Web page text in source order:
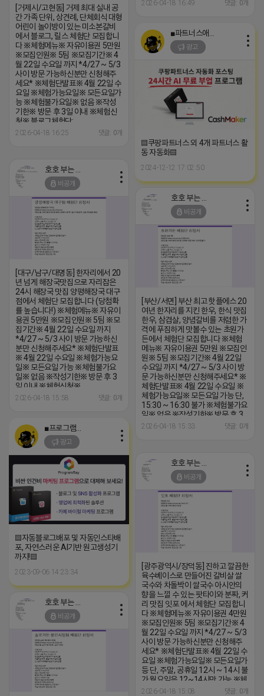
단:https://forms.gle/
릴스체험단:
https://forms.gle/
가능합니다. 체험메뉴 외 초과비용
은 본인부담입니다.
2026-04-18 16:49 댓글: 0개
[거제시/고현동] 거제 최대 실내 공
간 가족 단위, 상견례, 단체회식 대형
어린이 놀이방이 있는 미소본갈비
에서 블로그, 릴스 체험단 모집합니
다 ※체험메뉴※ 자유이용권 5만원
※모집인원※ 5팀 ※모집기간※ 4
월 22일 수요일 까지 *4/27 ~ 5/3
사이 방문 가능하신분만 신청해주
세요* ※체험단발표※ 4월 22일 수
요일 ※체험가능요일※ 모든요일가
능 ※체험불가요일※ 없음 ※작성
기한※ 방문 후 3일 이내 ※체험신
청※ 블로그체험단:
https://forms.gle/UcJqi3GAgPbTEheP9
https://forms.gle/BXGFxEC8sWPQ3if78
지 가능 체험권 금액 초과시 초과비
용은 본인부담입니다.
2026-04-18 16:25 댓글: 0개
광고
▤쿠팡파트너스 외 4개 파트너스 활
동 자동화▤
2024-12-12 17:02:50
비공개
[대구/남구/대명동] 한자리에서 20
년 넘게 해장국맛집으로 자리잡은
24시 해장국 맛집 양평해장국 대구
점에서 체험단 모집합니다 (당첨확
률 높습니다!) ※체험메뉴※ 자유이
용권 5만원 ※모집인원※ 5팀 ※모
집기간※ 4월 22일 수요일 까지
*4/27 ~ 5/3 사이 방문 가능하신
분만 신청해주세요* ※체험단발표
※ 4월 22일 수요일 ※체험가능요
일※ 모든요일 가능 ※체험불가요
일※ 없음 ※작성기한※ 방문 후 3
일 이내 ※체험신청※
https://forms.gle/BXSVpnzbhSxznmdi9
과비용은 본인부담입니다.
2026-04-18 15:58 댓글: 0개
비공개
[부산/서면] 부산 최고 핫플에스 20
여년 한자리를 지킨 한우, 한식 맛집
한우, 삼겹살, 양념갈비를 저렴한 가
격에 푸짐하게 맛볼수 있는 초원가
든에서 체험단 모집합니다 ※체험
메뉴※ 자유이용권 5만원 ※모집인
원※ 5팀 ※모집기간※ 4월 22일
수요일 까지 *4/27 ~ 5/3 사이 방
문 가능하신분만 신청해주세요* ※
체험단발표※ 4월 22일 수요일 ※
체험가능요일※ 모든요일 가능 단,
15:30 ~ 16:30 불가 ※체험불가요
일※ 없음 ※작성기한※ 방문 후 3
일 이내 ※체험신청※
과비용은 본인부담입니다.
2026-04-18 15:33 댓글: 0개
광고
▤자동블로그배포 및 자동인스타배
포, 자연스러운 AI기반 원고생성기
까지!▤
2023-09-06 14:23:34
비공개
[광주광역시/장덕동] 진하고 깔끔한
육수베이스로 만들어진 갈비살 쌀
국수와 차돌박이 쌀국수 아시안의
향을 느낄 수 있는 팟타이와 분짜, 커
리 맛집 잇포 에서 체험단 모집합니
다 ※체험메뉴※ 자유이용권 4만원
※모집인원※ 5팀 ※모집기간※ 4
월 22일 수요일 까지 *4/27 ~ 5/3
사이 방문 가능하신분만 신청해주
세요* ※체험단발표※ 4월 22일 수
요일 ※체험가능요일※ 모든요일가
등 단, 주말, 공휴일 12시 ~ 14시 불
가 월요일은 12~14시만 가능 ※체
험불가요일※ 없음 ※작성기한※
2026-04-18 15:08 댓글: 0개
비공개